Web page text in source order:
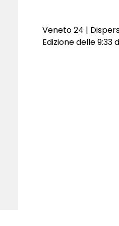
Veneto 24 |
Edizione delle 9:33